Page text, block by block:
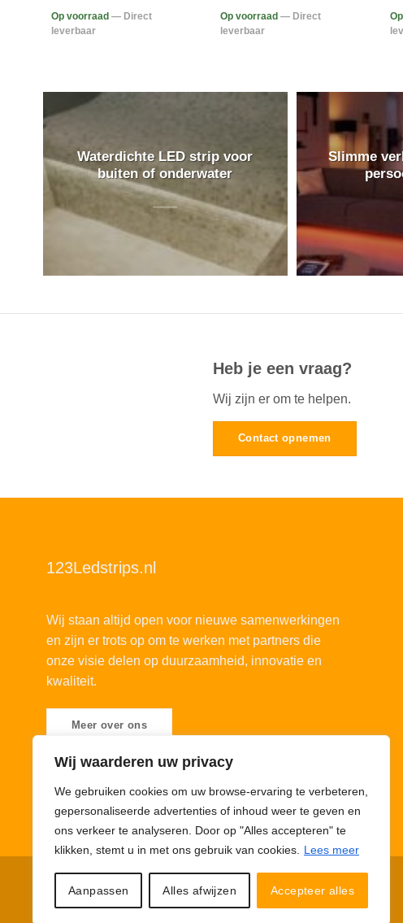
Wij waarderen uw privacy
We gebruiken cookies om uw browse-ervaring te verbeteren,
gepersonaliseerde advertenties of inhoud weer te geven en
ons verkeer te analyseren. Door op "Alles accepteren" te
klikken, stemt u in met ons gebruik van cookies.
Lees meer
Aanpassen Alles afwijzen Accepteer alles
Op voorraad — Direct
leverbaar
Op voorraad — Direct
leverbaar
Waterdichte LED strip voor
buiten of onderwater
Slimme
Heb je een vraag?
Wij zijn er om te helpen.
Contact opnemen
123Ledstrips.nl
Wij staan altijd open voor nieuwe samenwerkingen
en zijn er trots op om te werken met partners die
onze visie delen op duurzaamheid, innovatie en
kwaliteit.
Meer over ons
© 123Ledstrips.nl